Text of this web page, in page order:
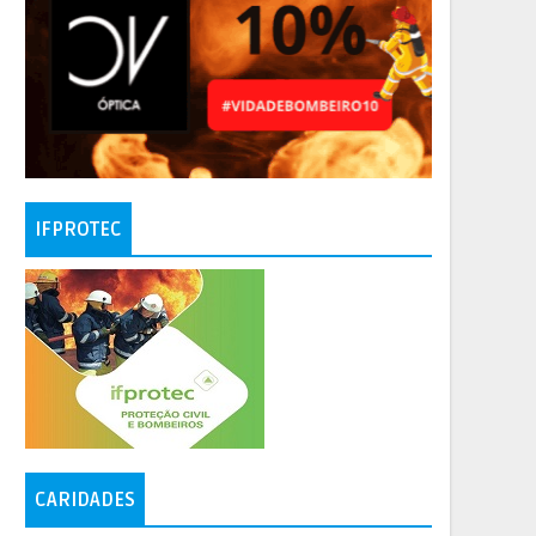
IFPROTEC
CARIDADES